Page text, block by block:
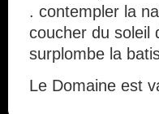
. contempler la
coucher du soleil
surplombe la
Le Domaine est